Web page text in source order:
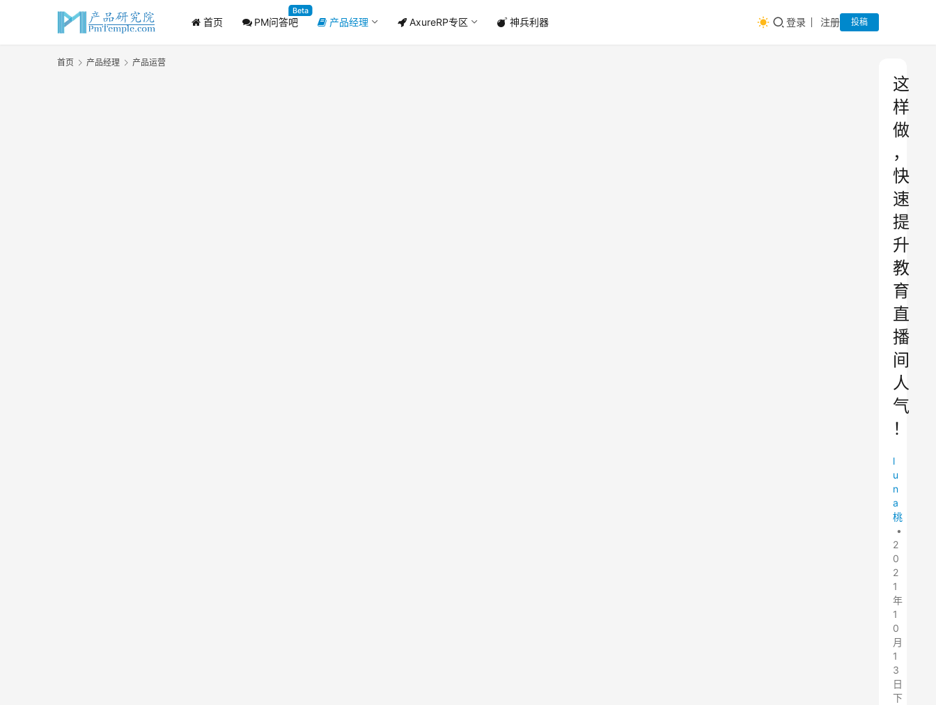
首页 PM问答吧
Beta
产品经理 AxureRP专区 神兵利器 登录 注册 投稿
首页 产品经理 产品运营
这
样
做
，
快
速
提
升
教
育
直
播
间
人
气
！
l
u
n
a
桃
•
2
0
2
1
年
1
0
月
1
3
日
下